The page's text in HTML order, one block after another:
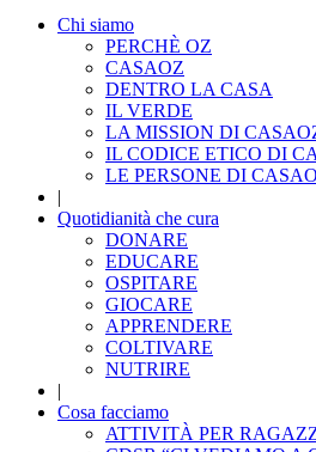
Chi siamo
PERCHÈ OZ
CASAOZ
DENTRO LA CASA
IL VERDE
LA MISSION DI
IL CODICE ETICO DI
LE PERSONE DI
|
Quotidianità che cura
DONARE
EDUCARE
OSPITARE
GIOCARE
APPRENDERE
COLTIVARE
NUTRIRE
|
Cosa facciamo
ATTIVITÀ PER